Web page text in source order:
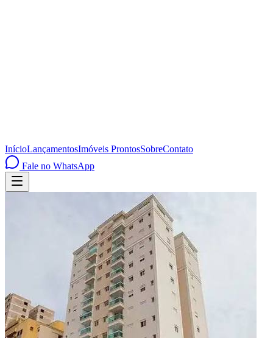
InícioLançamentosImóveis ProntosSobreContato
Fale no WhatsApp